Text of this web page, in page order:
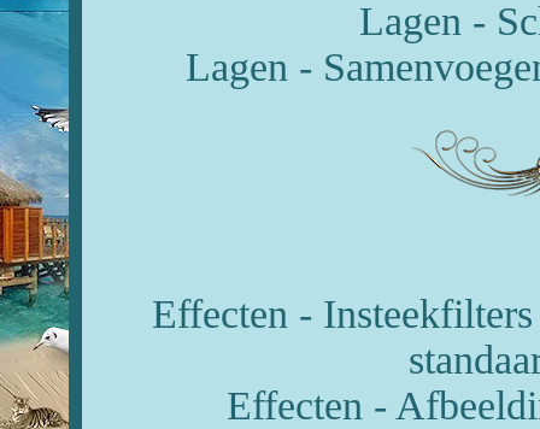
Lagen -
Lagen -
Effecten -
Effecten -